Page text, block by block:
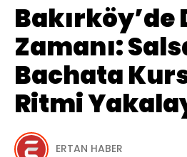
Bakırköy’de
Zamanı:
Bachata
Ritmi
ERTAN HABER